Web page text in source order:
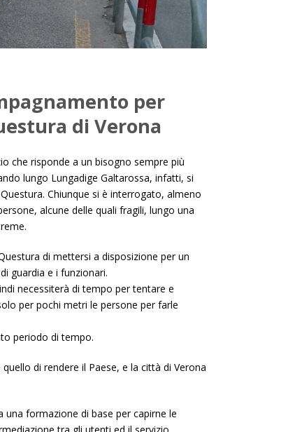
per
di Verona
che risponde a un bisogno sempre più
lungo Lungadige Galtarossa, infatti, si
Chiunque si è interrogato, almeno
alcune delle quali fragili, lungo una
di mettersi a disposizione per un
guardia e i funzionari.
necessiterà di tempo per tentare e
per pochi metri le persone per farle
periodo di tempo.
di rendere il Paese, e la città di Verona
formazione di base per capirne le